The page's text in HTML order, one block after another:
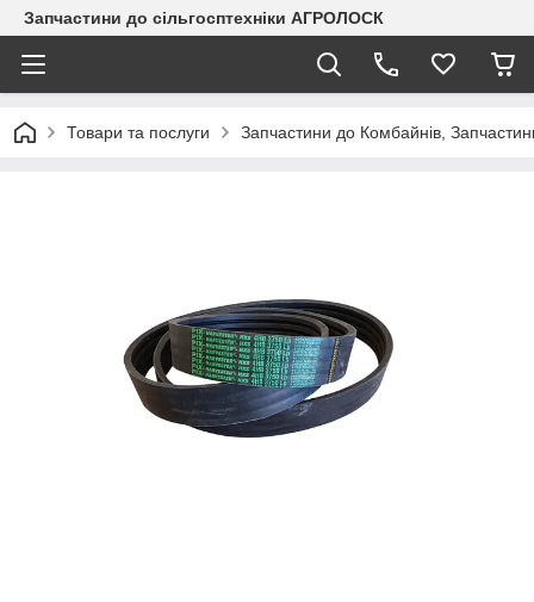
Запчастини до сільгосптехніки АГРОЛОСК
Товари та послуги Запчастини до Комбайнів,